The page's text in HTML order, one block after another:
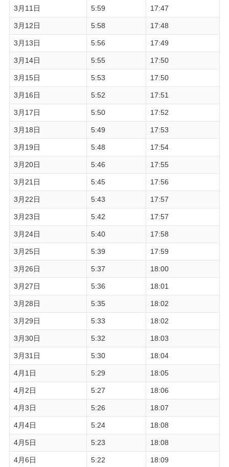
3月11日 5:59 17:47
3月12日 5:58 17:48
3月13日 5:56 17:49
3月14日 5:55 17:50
3月15日 5:53 17:50
3月16日 5:52 17:51
3月17日 5:50 17:52
3月18日 5:49 17:53
3月19日 5:48 17:54
3月20日 5:46 17:55
3月21日 5:45 17:56
3月22日 5:43 17:57
3月23日 5:42 17:57
3月24日 5:40 17:58
3月25日 5:39 17:59
3月26日 5:37 18:00
3月27日 5:36 18:01
3月28日 5:35 18:02
3月29日 5:33 18:02
3月30日 5:32 18:03
3月31日 5:30 18:04
4月1日 5:29 18:05
4月2日 5:27 18:06
4月3日 5:26 18:07
4月4日 5:24 18:08
4月5日 5:23 18:08
4月6日 5:22 18:09